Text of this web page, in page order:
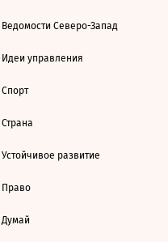
Ведомости Северо-Запад
Идеи управления
Спорт
Страна
Устойчивое развитие
Право
Думай